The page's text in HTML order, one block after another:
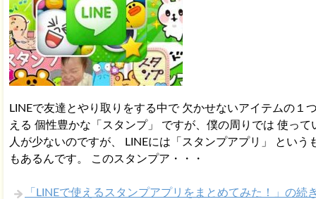
LINEで友達とやり取りをする中で 欠かせないアイテムの１
える 個性豊かな「スタンプ」 ですが、僕の周りでは 使って
人が少ないのですが、 LINEには「スタンプアプリ」 という
もあるんです。 このスタンプア・・・
「LINEで使えるスタンプアプリをまとめてみた！」の続